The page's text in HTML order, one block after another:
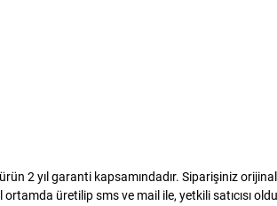
2 yıl garanti kapsamındadır. Siparişiniz
üretilip sms ve mail ile, yetkili satıcısı